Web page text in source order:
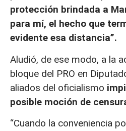
protección brindada a
para mí, el hecho que
evidente esa distancia”.
Aludió, de ese modo, a la
bloque del PRO en
aliados del oficialismo
posible moción de
“Cuando la conveniencia